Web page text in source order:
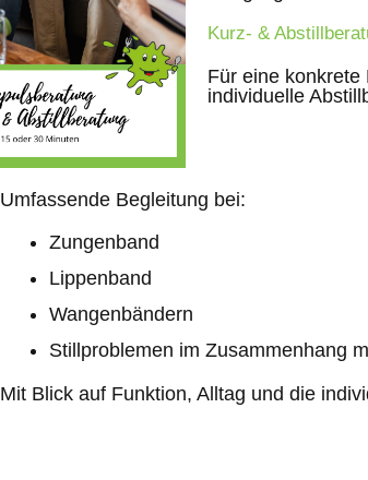
Kurz- &
Für eine
individuelle
Umfassende Begleitung bei:
Zungenband
Lippenband
Wangenbändern
Stillproblemen im Zusammenhang
Mit Blick auf Funktion, Alltag und die